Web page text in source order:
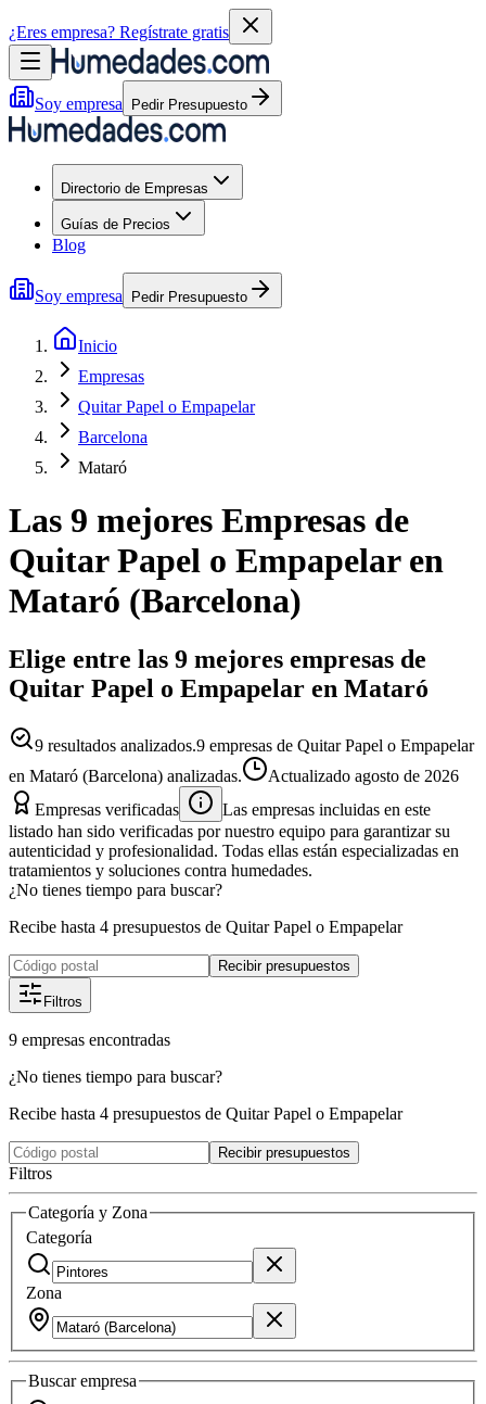
¿Eres empresa? Regístrate gratis
Soy empresa Pedir Presupuesto
Directorio de Empresas
Guías de Precios
Blog
Soy empresa Pedir Presupuesto
Inicio
Empresas
Quitar Papel o Empapelar
Barcelona
Mataró
Las 9 mejores Empresas de
Quitar Papel o Empapelaren
Mataró (Barcelona)
Elige entre las 9 mejores empresas de
Quitar Papel o Empapelar en Mataró
9 resultados analizados.9 empresas de Quitar Papel o Empapelar
en Mataró (Barcelona) analizadas.
Actualizado agosto de 2026
Empresas verificadas
Las empresas incluidas en este
listado han sido verificadas por nuestro equipo para garantizar su
autenticidad y profesionalidad. Todas ellas están especializadas en
tratamientos y soluciones contra humedades.
¿No tienes tiempo para buscar?
Recibe hasta 4 presupuestos de Quitar Papel o Empapelar
Recibir presupuestos
Filtros
9 empresas encontradas
¿No tienes tiempo para buscar?
Recibe hasta 4 presupuestos de Quitar Papel o Empapelar
Recibir presupuestos
Filtros
Categoría y Zona
Categoría
Zona
Buscarempresa